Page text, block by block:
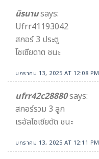
นิรนามsays:
Ufrr41193042
สกอร์ 3 ประตู
โซเซียดาต ชนะ
มกราคม 13, 2025 AT 12:08 PM
ufrr42c28880says:
สกอร์รวม 3 ลูก
เรอัลโซเซียดัด ชนะ
มกราคม 13, 2025 AT 12:11 PM